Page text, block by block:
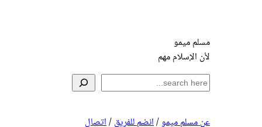
مسلم ميمو
لأن الإسلام مهم
S
e
عن مسلم ميمو/انضم للفريق/اتصال